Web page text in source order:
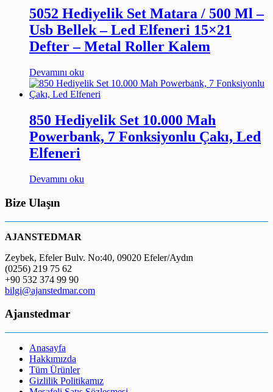
5052 Hediyelik Set Matara / 500 Ml –
Usb Bellek – Led Elfeneri 15×21
Defter – Metal Roller Kalem
Devamını oku
850 Hediyelik Set 10.000 Mah
Powerbank, 7 Fonksiyonlu Çakı, Led
Elfeneri
Devamını oku
Bize Ulaşın
AJANSTEDMAR
Zeybek, Efeler Bulv. No:40, 09020 Efeler/Aydın
(0256) 219 75 62
+90 532 374 99 90
bilgi@ajanstedmar.com
Ajanstedmar
Anasayfa
Hakkımızda
Tüm Ürünler
Gizlilik Politikamız